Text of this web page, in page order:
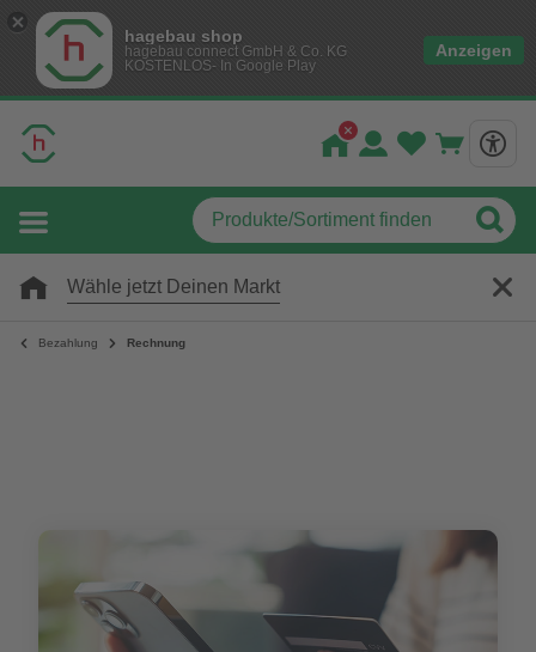
hagebau shop
hagebau connect GmbH & Co. KG
KOSTENLOS- In Google Play
Anzeigen
Wähle jetzt Deinen Markt
Bezahlung Rechnung